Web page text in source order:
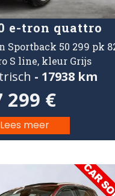
e-tron quattro
Sportback 50 299 pk
S line, kleur Grijs
- 17938 km
299 €
Lees meer